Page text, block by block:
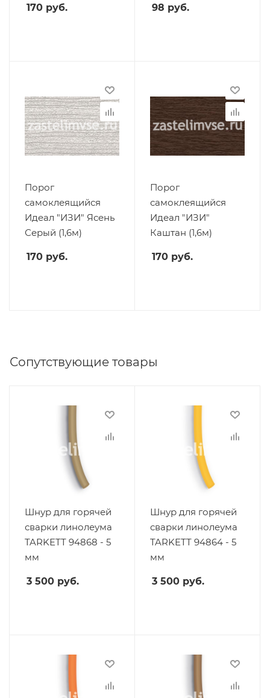
170 руб. 98 руб.
Порог
самоклеящийся
Идеал "ИЗИ" Ясень
Серый (1,6м)
170 руб.
Порог
самоклеящийся
Идеал "ИЗИ"
Каштан (1,6м)
170 руб.
Сопутствующие товары
Шнур для горячей
сварки линолеума
TARKETT 94868 - 5
мм
3 500 руб.
Шнур для горячей
сварки линолеума
TARKETT 94864 - 5
мм
3 500 руб.